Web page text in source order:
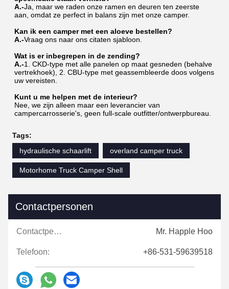
A.-Ja, maar we raden onze ramen en deuren ten zeerste
aan, omdat ze perfect in balans zijn met onze camper.
Kan ik een camper met een aloeve bestellen?
A.-Vraag ons naar ons citaten sjabloon.
Wat is er inbegrepen in de zending?
A.-1. CKD-type met alle panelen op maat gesneden (behalve
vertrekhoek), 2. CBU-type met geassembleerde doos volgens
uw vereisten.
Kunt u me helpen met de interieur?
Nee, we zijn alleen maar een leverancier van
campercarrosserie's, geen full-scale outfitter/ontwerpbureau.
Tags:
hydraulische schaarlift
overland camper truck
Motorhome Truck Camper Shell
Contactpersonen
Contactpersonen: Mr. Happle Hoo
Telefoon: +86-531-59639518